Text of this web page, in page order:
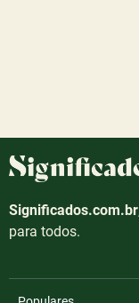
Significados.com.br
para todos.